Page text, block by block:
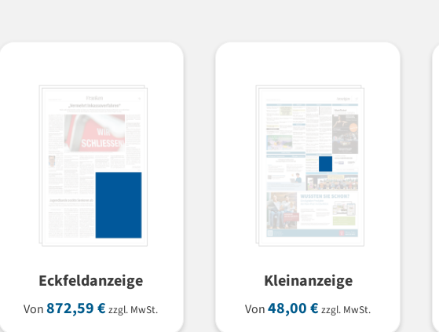
Eckfeldanzeige
Von872,59€ zzgl. MwSt.
Kleinanzeige
Von48,00€ zzgl. MwSt.